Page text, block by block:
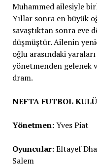
Muhammed ailesiyle
Yıllar sonra en büyük
savaştıktan sonra eve
düşmüştür. Ailenin
oğlu arasındaki
yönetmenden gelenek
dram.
NEFTA FUTBOL
Yönetmen:Yves Piat
Oyuncular:Eltayef
Salem